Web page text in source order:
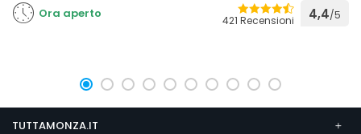
Ora aperto 421 Recensioni 4,4/5
TUTTAMONZA.IT